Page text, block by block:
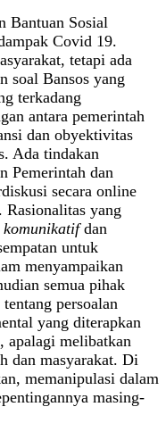
Bantuan Sosial
Covid 19.
tetapi ada
soal Bansos yang
terkadang
antara pemerintah
dan obyektivitas
Ada tindakan
Pemerintah dan
secara online
Rasionalitas yang
dan
untuk
menyampaikan
semua pihak
persoalan
yang diterapkan
apalagi melibatkan
dan masyarakat. Di
memanipulasi dalam
masing-